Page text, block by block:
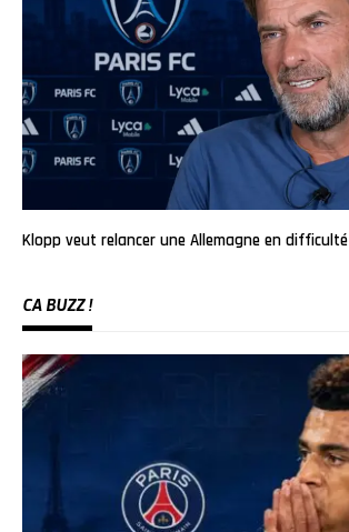
Klopp veut relancer une Allemagne en difficulté
CA BUZZ !